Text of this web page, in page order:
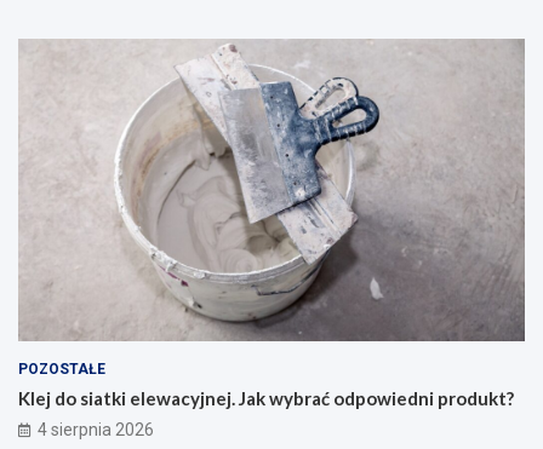
POZOSTAŁE
Klej do siatki elewacyjnej. Jak wybrać odpowiedni produkt?
4 sierpnia 2026